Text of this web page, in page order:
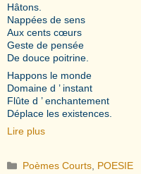
Hâtons.
Nappées de sens
Aux cents cœurs
Geste de pensée
De douce poitrine.
Happons le monde
Domaine d ’ instant
Flûte d ’ enchantement
Déplace les existences.
Lire plus
Catégories
Poèmes Courts POESIE